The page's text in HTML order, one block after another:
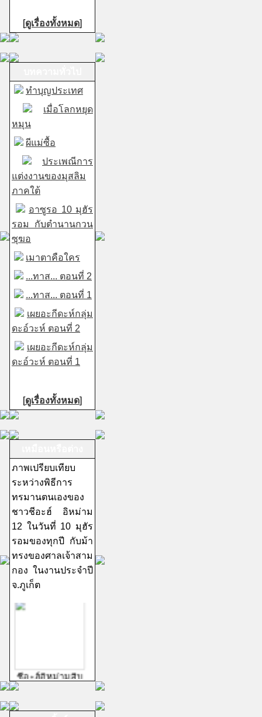
[ดูเรื่องทั้งหมด]
ทำบุญประเทศ
เมื่อโลกหยุด
หมุน
ผีแม่ซื้อ
ประเพณีการ
แต่งงานของมุสลิม
ภาคใต้
อาซูรอ 10 มุฮัร
รอม กับตำนานกวน
ซุฆอ
เมาตาคือใคร
...ทาส... ตอนที่ 2
...ทาส... ตอนที่ 1
เผยอะกีดะห์กลุ่ม
ดะอ์วะห์ ตอนที่ 2
เผยอะกีดะห์กลุ่ม
ดะอ์วะห์ ตอนที่ 1
[ดูเรื่องทั้งหมด]
ภาพเปรียบเทียบ
ระหว่างพิธีการ
ทรมานตนเองของ
ชาวชีอะฮ์ อิหม่าม
12 ในวันที่ 10 มุฮัร
รอมของทุกปี กับม้า
ทรงของศาลเจ้าสาม
กอง ในงานประจำปี
จ.ภูเก็ต
ชีอะฮ์อิหม่ามสิบ